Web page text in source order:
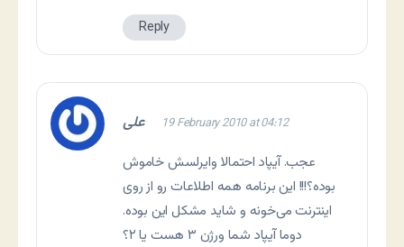
Reply
علی 19 February 2010 at 04:12
عجب. آیپاد احتمالا وایرلسش خاموش
بوده؟!!! این برنامه همه اطلاعات رو از روی
اینترنت می‌خونه و شاید مشکل این بوده.
دوما آیپاد شما ورژن ۳ هست یا ۲؟